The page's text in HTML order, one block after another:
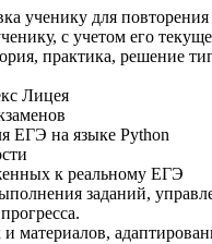
ученику для повторения
с учетом его
практика, решение
Лицея
ЕГЭ на языке Python
к реальному ЕГЭ
заданий,
материалов,